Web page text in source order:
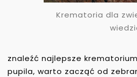
Krematoria dla
znaleźć najlepsze
pupila, warto zacząć od